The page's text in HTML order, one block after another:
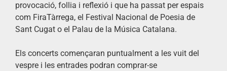
provocació, follia i reflexió i que ha passat per espais
com FiraTàrrega, el Festival Nacional de Poesia de
Sant Cugat o el Palau de la Música Catalana.
Els concerts començaran puntualment a les vuit del
vespre i les entrades podran comprar-se